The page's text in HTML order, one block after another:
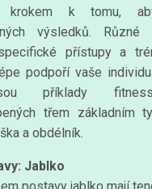
krokem k tomu,
výsledků.
přístupy a
podpoří vaše
příklady fitness
třem základním
a obdélník.
Jablko